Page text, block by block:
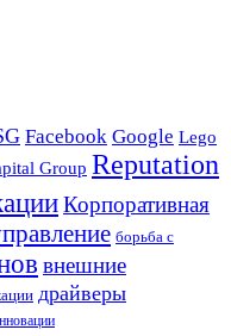
Facebook Google Lego
Group Reputation
Корпоративная
борьба с
внешние
драйверы